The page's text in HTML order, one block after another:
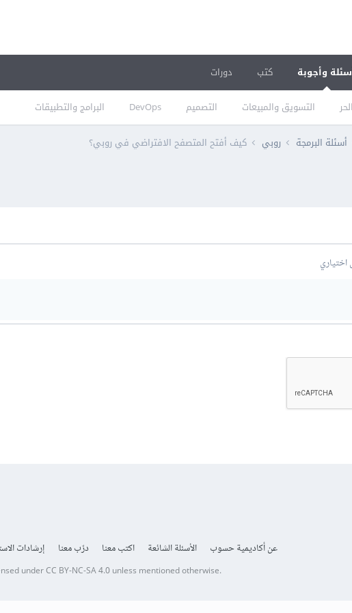
وأجوبة
التسويق والمبيعات التصميم DevOps البرامج والتطبيقات
كتب دورات
أسئلة البرمجة روبي كيف أفتح المتصفح الافتراضي في روبي؟
اختياري
عن أكاديمية حسوب الأسئلة الشائعة اكتب معنا درّب معنا إرشادات
underCC BY-NC-SA 4.0unless mentioned otherwise.